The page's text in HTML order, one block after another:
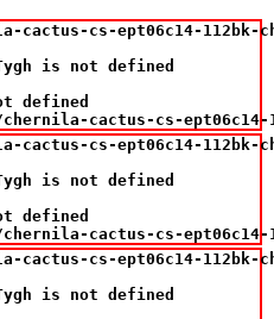
cs-ept06c14-112bk-
is not defined
defined
cactus-cs-
cs-ept06c14-112bk-
is not defined
defined
cactus-cs-
cs-ept06c14-112bk-
is not defined